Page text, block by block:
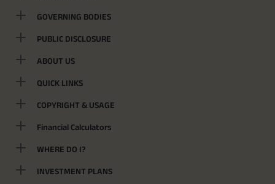
GOVERNING BODIES
PUBLIC DISCLOSURE
ABOUT US
QUICK LINKS
COPYRIGHT & USAGE
Financial Calculators
WHERE DO I?
INVESTMENT PLANS